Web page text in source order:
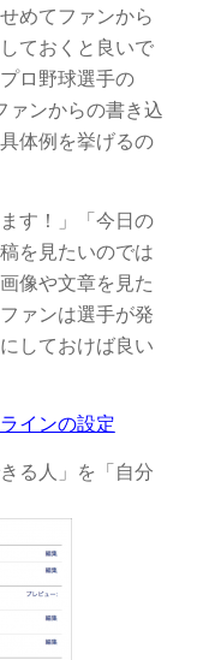
めてファンから
ておくと良いで
ロ野球選手の
ァンからの書き込
体例を挙げるの
す！」「今日の
を見たいのでは
像や文章を見た
ァンは選手が発
しておけば良い
インの設定
る人」を「自分